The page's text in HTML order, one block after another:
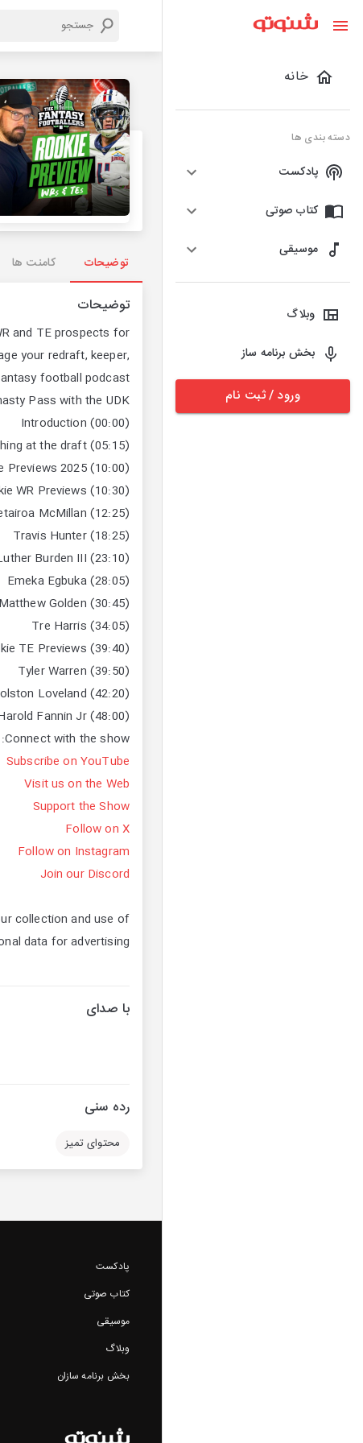
خانه
دسته بندی ها
پادکست
کتاب صوتی
موسیقی
وبلاگ
بخش برنامه ساز
ورود / ثبت نام
توضیحات کامنت ها
توضیحات
and TE prospects for
your redraft, keeper,
football podcast.
Pass with the UDK+
(00:00) Introduction
(05:15) Quick Question - Reaching at the draft
(10:00) 2025 Rookie Previews
(10:30) Rookie WR Previews
(12:25) Tetairoa McMillan
(18:25) Travis Hunter
(23:10) Luther Burden III
(28:05) Emeka Egbuka
(30:45) Matthew Golden
(34:05) Tre Harris
(39:40) Rookie TE Previews
(39:50) Tyler Warren
(42:20) Colston Loveland
(48:00) Harold Fannin Jr.
Connect with the show:
Subscribe on YouTube
Visit us on the Web
Support the Show
Follow on X
Follow on Instagram
Join our Discord
collection and use of
data for advertising.
با صدای
رده سنی
محتوای تمیز
پادکست
کتاب صوتی
موسیقی
وبلاگ
بخش برنامه سازان